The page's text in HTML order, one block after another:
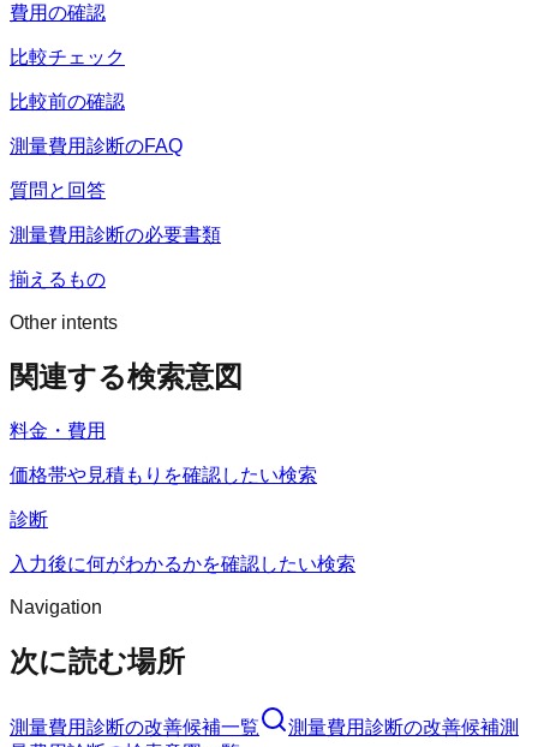
費用の確認
比較チェック
比較前の確認
測量費用診断のFAQ
質問と回答
測量費用診断の必要書類
揃えるもの
Other intents
関連する検索意図
料金・費用
価格帯や見積もりを確認したい検索
診断
入力後に何がわかるかを確認したい検索
Navigation
次に読む場所
測量費用診断の改善候補一覧 測量費用診断の改善候補測